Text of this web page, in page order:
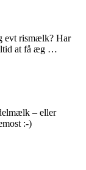
evt rismælk? Har
at få æg …
– eller
:-)